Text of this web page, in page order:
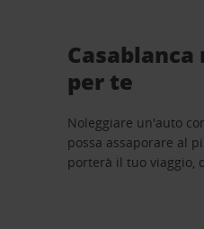
per te
Noleggiare un'auto
possa assaporare al
porterà il tuo viaggio,